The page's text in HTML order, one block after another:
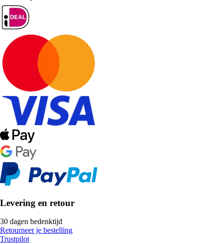
Levering en retour
30 dagen bedenktijd
Retourneer je bestelling
Trustpilot